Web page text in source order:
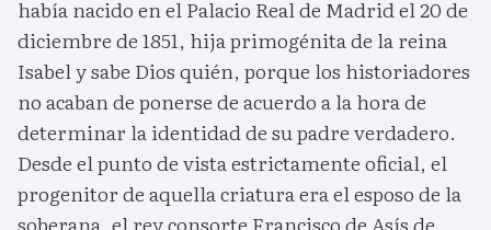
había nacido en el Palacio Real de Madrid el 20 de
diciembre de 1851, hija primogénita de la reina
Isabel y sabe Dios quién, porque los historiadores
no acaban de ponerse de acuerdo a la hora de
determinar la identidad de su padre verdadero.
Desde el punto de vista estrictamente oficial, el
progenitor de aquella criatura era el esposo de la